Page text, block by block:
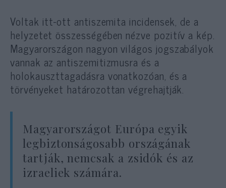
Voltak itt-ott antiszemita incidensek, de a
helyzetet összességében nézve pozitív a kép.
Magyarországon nagyon világos jogszabályok
vannak az antiszemitizmusra és a
holokauszttagadásra vonatkozóan, és a
törvényeket határozottan végrehajtják.
Magyarországot Európa egyik
legbiztonságosabb országának
tartják, nemcsak a zsidók és az
izraeliek számára.